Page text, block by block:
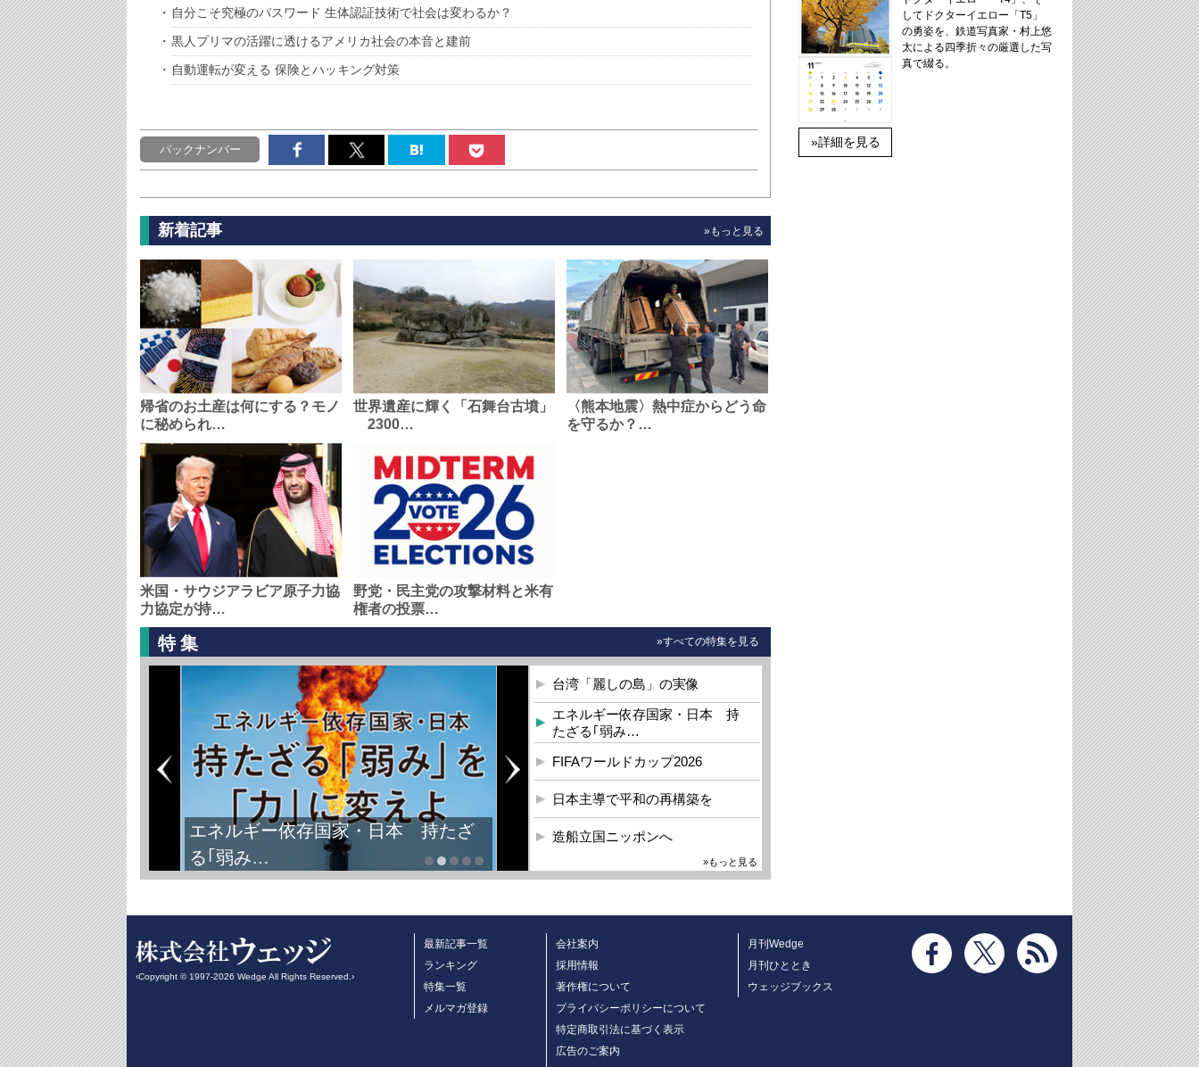
自分こそ究極のパスワード 生体認証技術で社会は変わるか？
黒人プリマの活躍に透けるアメリカ社会の本音と建前
自動運転が変える 保険とハッキング対策
バックナンバー
新着記事 »もっと見る
帰省のお土産は何にする？モノ
に秘められ…
世界遺産に輝く「石舞台古墳」
2300…
〈熊本地震〉熱中症からどう命
を守るか？…
米国・サウジアラビア原子力協
力協定が持…
野党・民主党の攻撃材料と米有
権者の投票…
特集 »すべての特集を見る
エネルギー依存国家・日本 持たざ
る｢弱み…
台湾「麗しの島」の実像
エネルギー依存国家・日本 持
たざる｢弱み…
FIFAワールドカップ2026
日本主導で平和の再構築を
造船立国ニッポンへ
»もっと見る
»詳細を見る
してドクターイエロー「T5」
の勇姿を、鉄道写真家・村上悠
太による四季折々の厳選した写
真で綴る。
‹Copyright © 1997-2026 Wedge All Rights Reserved.›
最新記事一覧
ランキング
特集一覧
メルマガ登録
会社案内
採用情報
著作権について
プライバシーポリシーについて
特定商取引法に基づく表示
広告のご案内
月刊Wedge
月刊ひととき
ウェッジブックス